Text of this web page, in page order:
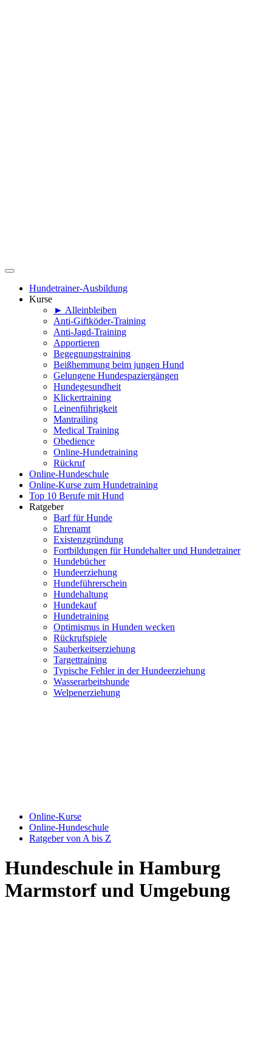
Hundetrainer-Ausbildung
Kurse
► Alleinbleiben
Anti-Giftköder-Training
Anti-Jagd-Training
Apportieren
Begegnungstraining
Beißhemmung beim jungen Hund
Gelungene Hundespaziergängen
Hundegesundheit
Klickertraining
Leinenführigkeit
Mantrailing
Medical Training
Obedience
Online-Hundetraining
Rückruf
Online-Hundeschule
Online-Kurse zum Hundetraining
Top 10 Berufe mit Hund
Ratgeber
Barf für Hunde
Ehrenamt
Existenzgründung
Fortbildungen für Hundehalter und Hundetrainer
Hundebücher
Hundeerziehung
Hundeführerschein
Hundehaltung
Hundekauf
Hundetraining
Optimismus in Hunden wecken
Rückrufspiele
Sauberkeitserziehung
Targettraining
Typische Fehler in der Hundeerziehung
Wasserarbeitshunde
Welpenerziehung
Online-Kurse
Online-Hundeschule
Ratgeber von A bis Z
Hundeschule in Hamburg
Marmstorf und Umgebung